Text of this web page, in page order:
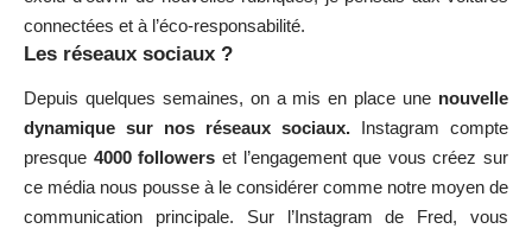
connectées et à l’éco-responsabilité.
Les réseaux sociaux ?
Depuis quelques semaines, on a mis en place une nouvelle
dynamique sur nos réseaux sociaux. Instagram compte
presque 4000 followers et l’engagement que vous créez sur
ce média nous pousse à le considérer comme notre moyen de
communication principale. Sur l’Instagram de Fred, vous